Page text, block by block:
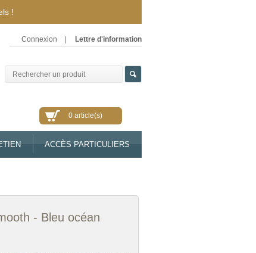
!
Connexion Lettre d'information
0 article(s)
ACCÈS PARTICULIERS
- Bleu océan